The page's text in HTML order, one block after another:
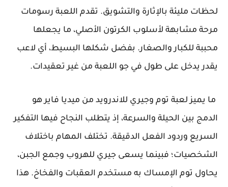
لحظات مليئة بالإثارة والتشويق. تقدم اللعبة رسومات
مرحة مشابهة لأسلوب الكرتون الأصلي، ما يجعلها
محببة للكبار والصغار. بفضل شكلها البسيط، أي لاعب
يقدر يدخل على طول في جو اللعبة من غير تعقيدات.
ما يميز لعبة توم وجيري للاندرويد من ميديا فاير هو
الدمج بين الحيلة والسرعة، إذ يتطلب النجاح فيها التفكير
السريع وردود الفعل الدقيقة. تختلف المهام باختلاف
الشخصيات؛ فبينما يسعى جيري للهروب وجمع الجبن،
يحاول توم الإمساك به مستخدم العقبات والفخاخ. هذا